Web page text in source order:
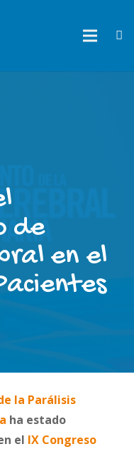
de
en el
la Parálisis
ha estado
el IX Congreso